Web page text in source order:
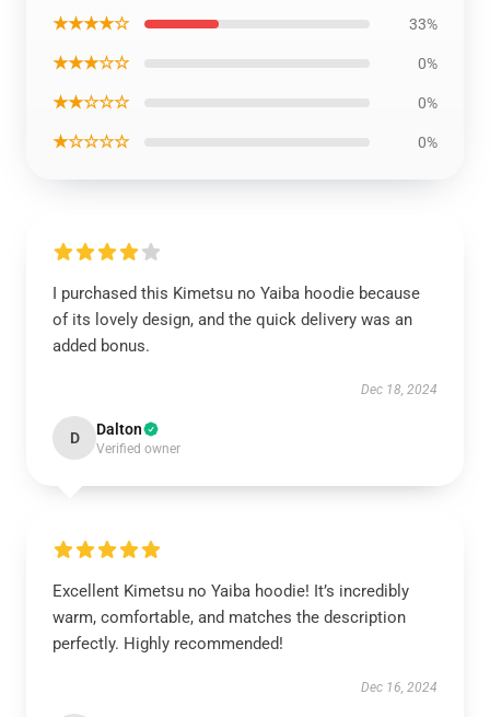
★★★★☆ 33%
★★★☆☆ 0%
★★☆☆☆ 0%
★☆☆☆☆ 0%
I purchased this Kimetsu no Yaiba hoodie because
of its lovely design, and the quick delivery was an
added bonus.
Dec 18, 2024
D Dalton
Verified owner
Excellent Kimetsu no Yaiba hoodie! It’s incredibly
warm, comfortable, and matches the description
perfectly. Highly recommended!
Dec 16, 2024